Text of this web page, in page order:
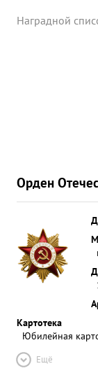
Наградной
Орден
Картотека
Юбилейная
Ещё